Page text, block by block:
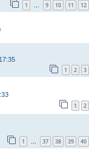
1 … 9 10 11 12
1 2 3
1 2
1 … 37 38 39 40